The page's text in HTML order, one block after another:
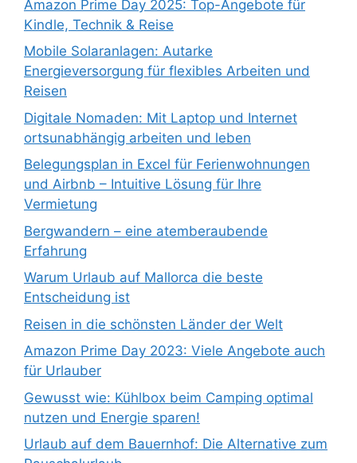
Amazon Prime Day 2025: Top-Angebote für
Kindle, Technik & Reise
Mobile Solaranlagen: Autarke
Energieversorgung für flexibles Arbeiten und
Reisen
Digitale Nomaden: Mit Laptop und Internet
ortsunabhängig arbeiten und leben
Belegungsplan in Excel für Ferienwohnungen
und Airbnb – Intuitive Lösung für Ihre
Vermietung
Bergwandern – eine atemberaubende
Erfahrung
Warum Urlaub auf Mallorca die beste
Entscheidung ist
Reisen in die schönsten Länder der Welt
Amazon Prime Day 2023: Viele Angebote auch
für Urlauber
Gewusst wie: Kühlbox beim Camping optimal
nutzen und Energie sparen!
Urlaub auf dem Bauernhof: Die Alternative zum